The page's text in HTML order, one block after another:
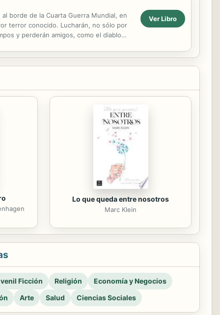
borde de la Cuarta Guerra Mundial, en
terror conocido. Lucharán, no sólo por
y perderán amigos, como el diablo
Ver Libro
Lo que queda entre nosotros
Marc Klein
Ficción Religión
Economía y Negocios
Arte Salud Ciencias Sociales